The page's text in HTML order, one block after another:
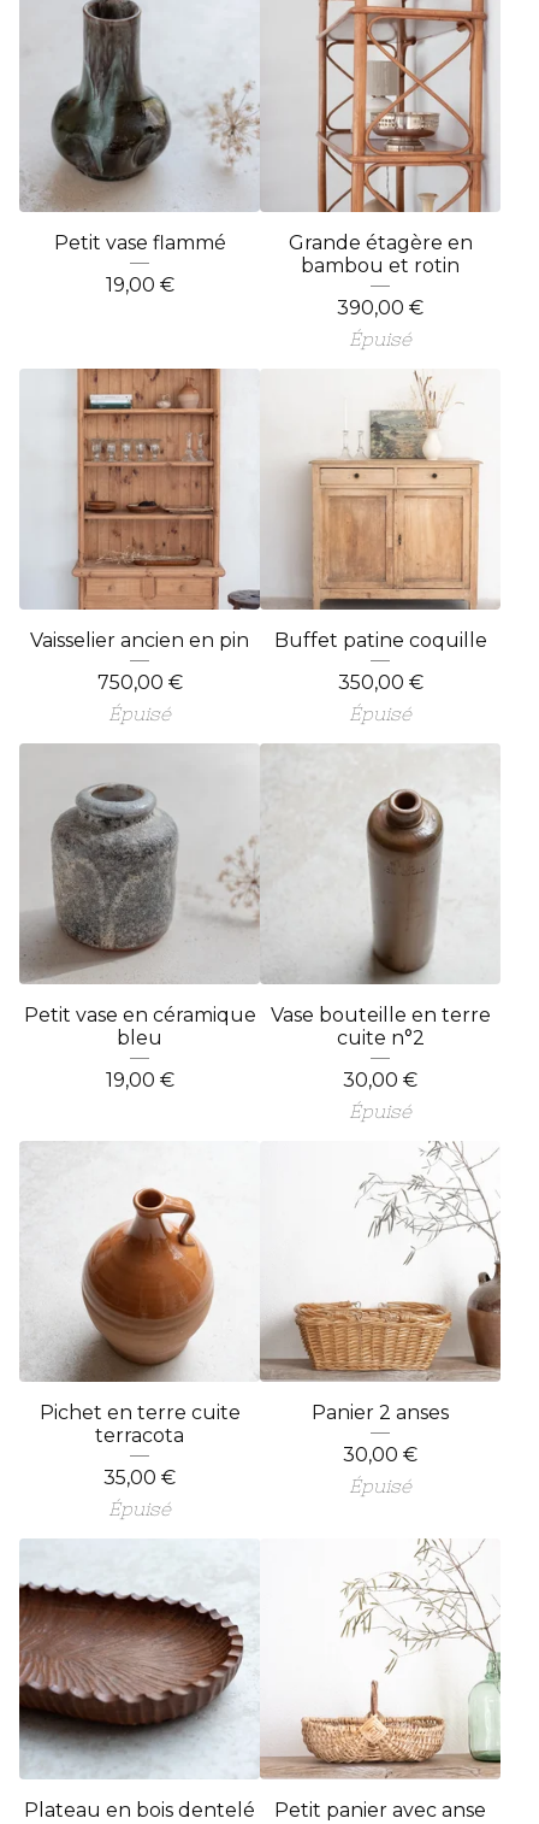
Petit vase flammé
19,00 €
Grande étagère en
bambou et rotin
390,00 €
Épuisé
Vaisselier ancien en pin
750,00 €
Épuisé
Buffet patine coquille
350,00 €
Épuisé
Petit vase en céramique
bleu
19,00 €
Vase bouteille en terre
cuite n°2
30,00 €
Épuisé
Pichet en terre cuite
terracota
35,00 €
Épuisé
Panier 2 anses
30,00 €
Épuisé
Plateau en bois dentelé
Petit panier avec anse